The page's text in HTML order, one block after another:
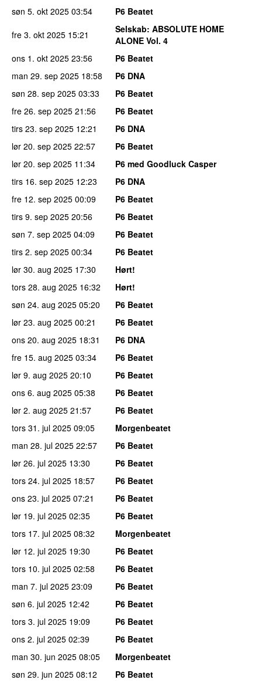
søn 5. okt 2025 03:54
P6 Beatet
fre 3. okt 2025 15:21 Selskab: ABSOLUTE HOME
ALONE Vol. 4
ons 1. okt 2025 23:56
P6 Beatet
man 29. sep 2025 18:58
P6 DNA
søn 28. sep 2025 03:33
P6 Beatet
fre 26. sep 2025 21:56
P6 Beatet
tirs 23. sep 2025 12:21
P6 DNA
lør 20. sep 2025 22:57
P6 Beatet
lør 20. sep 2025 11:34
P6 med Goodluck Casper
tirs 16. sep 2025 12:23
P6 DNA
fre 12. sep 2025 00:09
P6 Beatet
tirs 9. sep 2025 20:56
P6 Beatet
søn 7. sep 2025 04:09
P6 Beatet
tirs 2. sep 2025 00:34
P6 Beatet
lør 30. aug 2025 17:30
Hørt!
tors 28. aug 2025 16:32
Hørt!
søn 24. aug 2025 05:20
P6 Beatet
lør 23. aug 2025 00:21
P6 Beatet
ons 20. aug 2025 18:31
P6 DNA
fre 15. aug 2025 03:34
P6 Beatet
lør 9. aug 2025 20:10
P6 Beatet
ons 6. aug 2025 05:38
P6 Beatet
lør 2. aug 2025 21:57
P6 Beatet
tors 31. jul 2025 09:05
Morgenbeatet
man 28. jul 2025 22:57
P6 Beatet
lør 26. jul 2025 13:30
P6 Beatet
tors 24. jul 2025 18:57
P6 Beatet
ons 23. jul 2025 07:21
P6 Beatet
lør 19. jul 2025 02:35
P6 Beatet
tors 17. jul 2025 08:32
Morgenbeatet
lør 12. jul 2025 19:30
P6 Beatet
tors 10. jul 2025 02:58
P6 Beatet
man 7. jul 2025 23:09
P6 Beatet
søn 6. jul 2025 12:42
P6 Beatet
tors 3. jul 2025 19:09
P6 Beatet
ons 2. jul 2025 02:39
P6 Beatet
man 30. jun 2025 08:05
Morgenbeatet
søn 29. jun 2025 08:12
P6 Beatet